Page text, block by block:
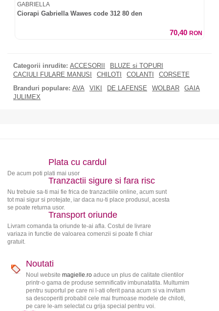
GABRIELLA
Ciorapi Gabriella Wawes code 312 80 den
70,40 RON
Categorii inrudite: ACCESORII
BLUZE si TOPURI
CACIULI FULARE MANUSI
CHILOTI COLANTI
CORSETE
Branduri populare: AVA VIKI DE LAFENSE WOLBAR
GAIA
JULIMEX
Plata cu cardul
De acum poti plati mai usor
Tranzactii sigure si fara risc
Nu trebuie sa-ti mai fie frica de tranzactiile online, acum sunt
tot mai sigur si protejate, iar daca nu-ti place produsul, acesta
se poate returna usor.
Transport oriunde
Livram comanda ta oriunde te-ai afla. Costul de livrare
variaza in functie de valoarea comenzii si poate fi chiar
gratuit.
Noutati
Noul website magielle.roaduce un plus de calitate clientilor
printr-o gama de produse semnificativ imbunatatita. Multumim
pentru suportul pe care ni l-ati oferit pana acum si va invitam
sa descoperiti probabil cele mai frumoase modele de chiloti,
pe care le-am selectat cu grija special pentru voi.